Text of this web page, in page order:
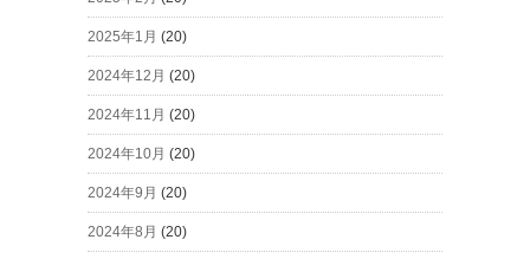
2025年1月 (20)
2024年12月 (20)
2024年11月 (20)
2024年10月 (20)
2024年9月 (20)
2024年8月 (20)